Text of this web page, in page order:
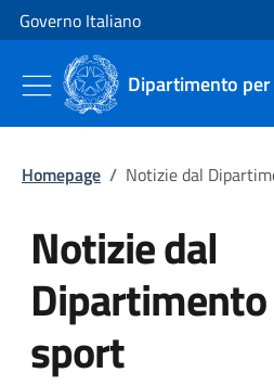
Vai al contenuto
Vai alla navigazione del sito
Governo Italiano
Dipartimento
Homepage / Notizie dal
Notizie dal
sport